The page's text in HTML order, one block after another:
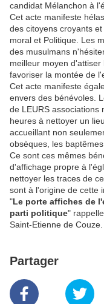
candidat Mélanchon à
Cet acte manifeste
des citoyens croyants
moral et Politique. Les
des musulmans
meilleur moyen
favoriser la montée de
Cet acte manifeste
envers des bénévoles.
de LEURS associations
heures à nettoyer un
accueillant non
obsèques, les
Ce sont ces mêmes
d'affichage propre à
nettoyer les traces de
sont à l'origine de cette
"Le porte affiches de
parti politique"
Saint-Etienne de Couze.
Partager